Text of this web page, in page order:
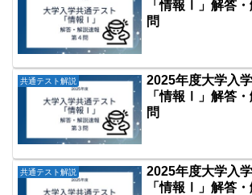
「情報Ⅰ」解答
問
共通テスト解説
2025年度大学入
「情報Ⅰ」解答
問
共通テスト解説
2025年度大学入
「情報Ⅰ」解答